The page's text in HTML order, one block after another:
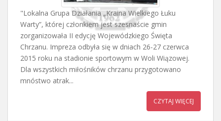
"Lokalna Grupa Działania „Kraina Wielkiego Łuku
Warty”, której członkiem jest szesnaście gmin
zorganizowała II edycję Wojewódzkiego Święta
Chrzanu. Impreza odbyła się w dniach 26-27 czerwca
2015 roku na stadionie sportowym w Woli Wiązowej.
Dla wszystkich miłośników chrzanu przygotowano
mnóstwo atrak...
CZYTAJ WIĘCEJ